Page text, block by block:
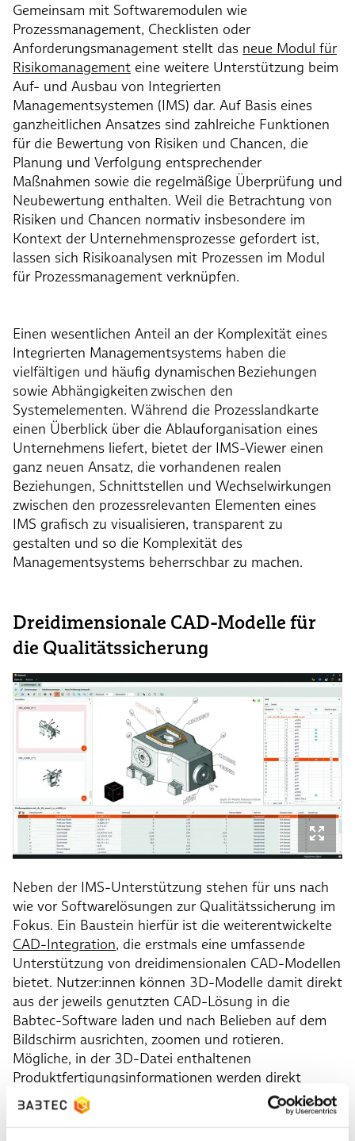
Gemeinsam mit Softwaremodulen wie
Prozessmanagement, Checklisten oder
Anforderungsmanagement stellt das neue Modul für
Risikomanagement eine weitere Unterstützung beim
Auf- und Ausbau von Integrierten
Managementsystemen (IMS) dar. Auf Basis eines
ganzheitlichen Ansatzes sind zahlreiche Funktionen
für die Bewertung von Risiken und Chancen, die
Planung und Verfolgung entsprechender
Maßnahmen sowie die regelmäßige Überprüfung und
Neubewertung enthalten. Weil die Betrachtung von
Risiken und Chancen normativ insbesondere im
Kontext der Unternehmensprozesse gefordert ist,
lassen sich Risikoanalysen mit Prozessen im Modul
für Prozessmanagement verknüpfen.
Einen wesentlichen Anteil an der Komplexität eines
Integrierten Managementsystems haben die
vielfältigen und häufig dynamischen Beziehungen
sowie Abhängigkeiten zwischen den
Systemelementen. Während die Prozesslandkarte
einen Überblick über die Ablauforganisation eines
Unternehmens liefert, bietet der IMS-Viewer einen
ganz neuen Ansatz, die vorhandenen realen
Beziehungen, Schnittstellen und Wechselwirkungen
zwischen den prozessrelevanten Elementen eines
IMS grafisch zu visualisieren, transparent zu
gestalten und so die Komplexität des
Managementsystems beherrschbar zu machen.
Dreidimensionale CAD-Modelle für
die Qualitätssicherung
Neben der IMS-Unterstützung stehen für uns nach
wie vor Softwarelösungen zur Qualitätssicherung im
Fokus. Ein Baustein hierfür ist die weiterentwickelte
CAD-Integration, die erstmals eine umfassende
Unterstützung von dreidimensionalen CAD-Modellen
bietet. Nutzer:innen können 3D-Modelle damit direkt
aus der jeweils genutzten CAD-Lösung in die
Babtec-Software laden und nach Belieben auf dem
Bildschirm ausrichten, zoomen und rotieren.
Mögliche, in der 3D-Datei enthaltenen
Produktfertigungsinformationen werden direkt
„hinter den Kulissen“ erkannt und verarbeitet. Die so
gewonnenen Daten lassen sich weiternutzen, um